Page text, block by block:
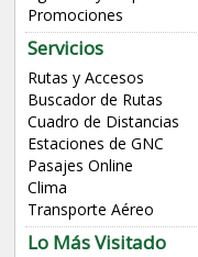
Promociones
Servicios
Rutas y Accesos
Buscador de Rutas
Cuadro de Distancias
Estaciones de GNC
Pasajes Online
Clima
Transporte Aéreo
Lo Más Visitado